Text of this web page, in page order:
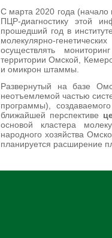
С марта 2020 года
ПЦР-диагностику этой
прошедший год в
молекулярно-
осуществлять
территории Омской,
и омикрон штаммы.
Развернутый на базе
неотъемлемой частью
программы),
ближайшей перспективе
основой кластера
народного хозяйства
планируется расширение